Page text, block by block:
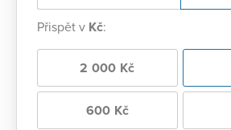
Přispět v Kč:
2 000 Kč
600 Kč